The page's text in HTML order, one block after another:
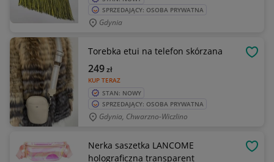
SPRZEDAJĄCY: OSOBA PRYWATNA
Gdynia
Torebka etui na telefon skórzana
KUP TERAZ
249zł
STAN: NOWY
SPRZEDAJĄCY: OSOBA PRYWATNA
Gdynia, Chwarzno-Wiczlino
Nerka saszetka LANCOME
holograficzna transparent